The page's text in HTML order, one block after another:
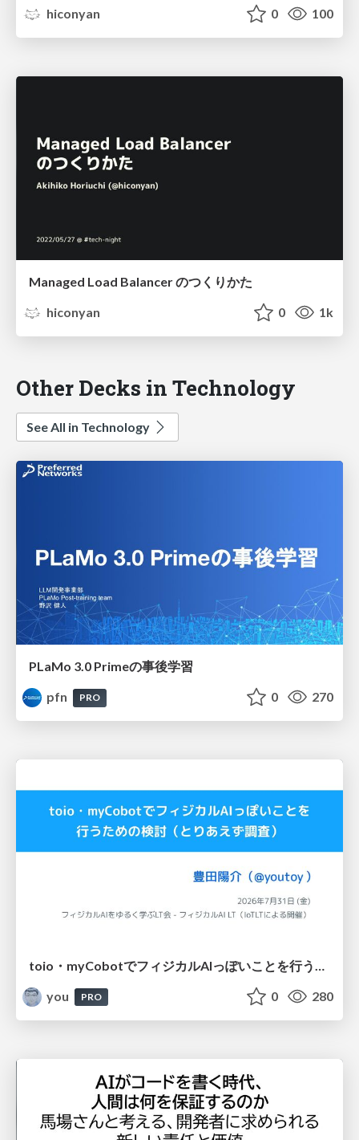
hiconyan
0 100
Managed Load Balancer のつくりかた
hiconyan
0 1k
Other Decks in Technology
See All in Technology
PLaMo 3.0 Primeの事後学習
pfn
PRO 0 270
toio・myCobotでフィジカルAIっぽいことを行うための検討（とりあえず調査） / フィジカルAI LT（IoTLTによる開催）
you
PRO 0 280